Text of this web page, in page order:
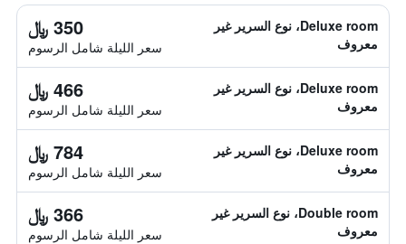
Deluxe room، نوع السرير غير
معروف
350 ﷼
سعر الليلة شامل الرسوم
Deluxe room، نوع السرير غير
معروف
466 ﷼
سعر الليلة شامل الرسوم
Deluxe room، نوع السرير غير
معروف
784 ﷼
سعر الليلة شامل الرسوم
Double room، نوع السرير غير
معروف
366 ﷼
سعر الليلة شامل الرسوم